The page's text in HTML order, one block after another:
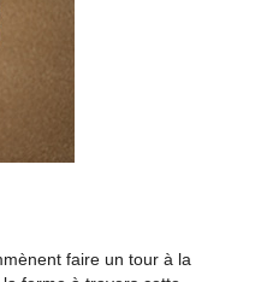
faire un tour à la